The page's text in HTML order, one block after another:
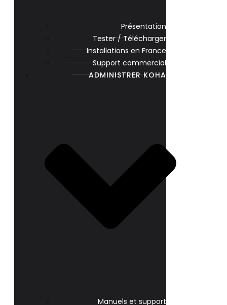
Présentation
Tester / Télécharger
Installations en France
Support commercial
ADMINISTRER KOHA
Manuels et support